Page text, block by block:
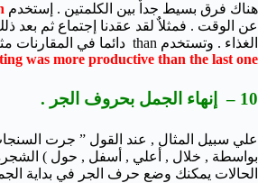
هناك فرق بسيط جداٌ بين الكلمتين . إستخدم
عن الوقت . فمثلاٌ لقد عقدنا إجتماع ثم بعد
الغذاء . وتستخدم than دائما في المقارنات مثل , “
was more productive than the last one.”
10 – إنهاء الجمل بحروف الجر .
علي سبيل المثال , عند القول ” جرت
بواسطة , خلال , أعلي , أسفل , حول )
الحالات يمكنك وضع حرف الجر في بداية